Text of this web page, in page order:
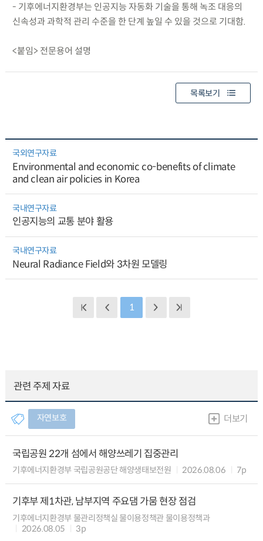
- 기후에너지환경부는 인공지능 자동화 기술을 통해 녹조 대응의
신속성과 과학적 관리 수준을 한 단계 높일 수 있을 것으로 기대함.
<붙임> 전문용어 설명
목록보기
국외연구자료
Environmental and economic co-benefits of climate
and clean air policies in Korea
국내연구자료
인공지능의 교통 분야 활용
국내연구자료
Neural Radiance Field와 3차원 모델링
1
관련 주제 자료
자연보호 더보기
국립공원 22개 섬에서 해양쓰레기 집중관리
기후에너지환경부 국립공원공단 해양생태보전원 2026.08.06 7p
기후부 제1차관, 남부지역 주요댐 가뭄 현장 점검
기후에너지환경부 물관리정책실 물이용정책관 물이용정책과
2026.08.05
3p